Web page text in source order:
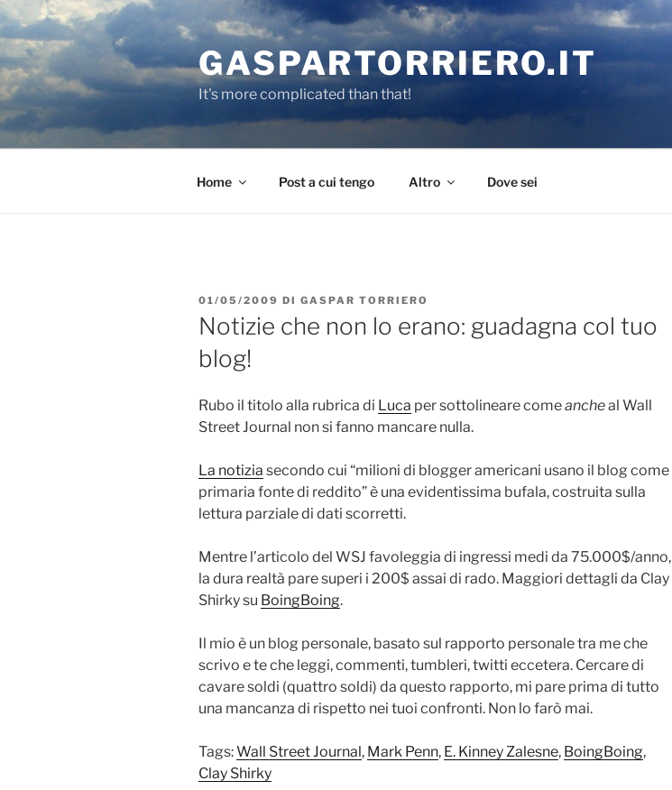
Salta
al
contenuto
GASPARTORRIERO.IT
It's more complicated than that!
Home Post a cui tengo Altro Dove sei
PUBBLICATO
IL
01/05/2009 DI GASPAR TORRIERO
Notizie che non lo erano: guadagna col tuo
blog!
Rubo il titolo alla rubrica di Luca per sottolineare comeancheal Wall
Street Journal non si fanno mancare nulla.
La notizia secondo cui “milioni di blogger americani usano il blog come
primaria fonte di reddito” è una evidentissima bufala, costruita sulla
lettura parziale di dati scorretti.
Mentre l’articolo del WSJ favoleggia di ingressi medi da 75.000$/anno,
la dura realtà pare superi i 200$ assai di rado. Maggiori dettagli da Clay
Shirky su BoingBoing.
Il mio è un blog personale, basato sul rapporto personale tra me che
scrivo e te che leggi, commenti, tumbleri, twitti eccetera. Cercare di
cavare soldi (quattro soldi) da questo rapporto, mi pare prima di tutto
una mancanza di rispetto nei tuoi confronti. Non lo farò mai.
Tags:Wall Street Journal, Mark Penn, E. Kinney Zalesne, BoingBoing,
Clay Shirky